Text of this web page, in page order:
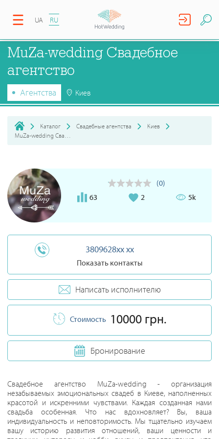
UA RU
MuZa-wedding Свадебное
агентство
Агентства Киев
Каталог Свадебные агентства
Киев
(0)
63
2 5k
3809628xx xx
Показать контакты
Написать исполнителю
Стоимость 10000 грн.
Бронирование
Свадебное агентство MuZa-wedding - организация
незабываемых эмоциональных свадеб в Киеве, наполненных
красотой и искренними чувствами. Каждая созданная нами
свадьба особенная. Что нас вдохновляет? Вы, ваша
индивидуальность и неповторимость. Мы тщательно изучаем
вашу историю развития отношений, ваши ценности и